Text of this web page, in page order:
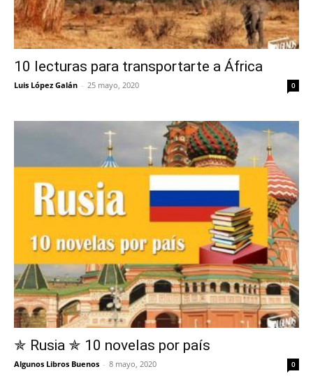
10 lecturas para transportarte a África
Luis López Galán - 25 mayo, 2020 0
✯ Rusia ✯ 10 novelas por país
Algunos Libros Buenos - 8 mayo, 2020 0